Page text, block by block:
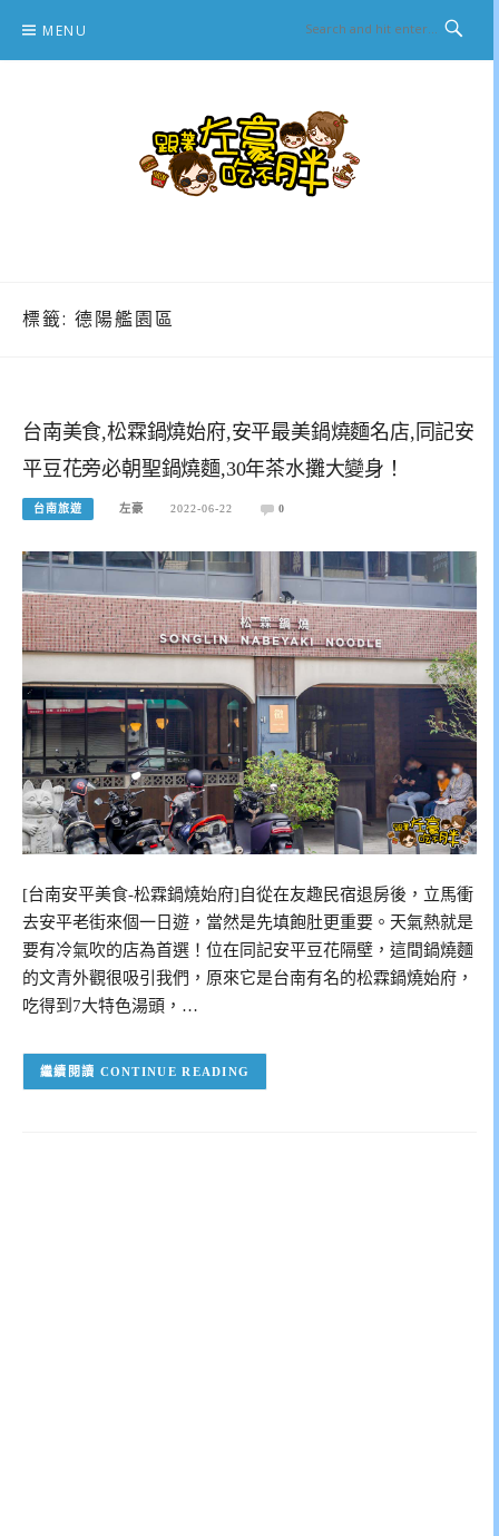
content
MENU
標籤: 德陽艦園區
台南美食,松霖鍋燒始府,安平最美鍋燒麵名店,同記安
平豆花旁必朝聖鍋燒麵,30年茶水攤大變身！
台南旅遊 左豪 2022-06-22 0
[台南安平美食-松霖鍋燒始府]自從在友趣民宿退房後，立馬衝
去安平老街來個一日遊，當然是先填飽肚更重要。天氣熱就是
要有冷氣吹的店為首選！位在同記安平豆花隔壁，這間鍋燒麵
的文青外觀很吸引我們，原來它是台南有名的松霖鍋燒始府，
吃得到7大特色湯頭，…
CONTINUE READING